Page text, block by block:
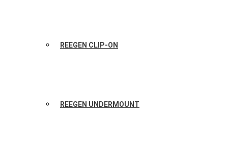
REEGEN CLIP-ON
REEGEN UNDERMOUNT